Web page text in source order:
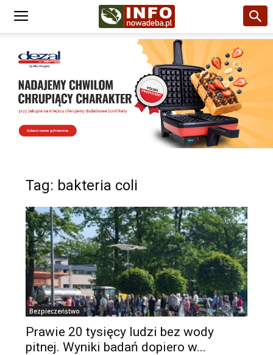
Tag: bakteria coli
Bezpieczeństwo
Prawie 20 tysięcy ludzi bez wody
pitnej. Wyniki badań dopiero w...